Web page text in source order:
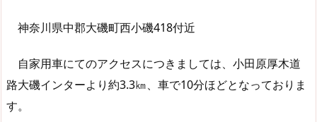
神奈川県中郡大磯町西小磯418付近
自家用車にてのアクセスにつきましては、小田原厚木道
路大磯インターより約3.3㎞、車で10分ほどとなっておりま
す。